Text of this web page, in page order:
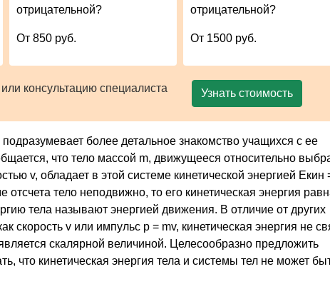
отрицательной?
От 850 руб.
отрицательной?
От 1500 руб.
консультацию специалиста
Узнать стоимость
более детальное знакомство учащихся с ее
что тело массой m, движущееся относительно
v, обладает в этой системе кинетической энергией Eкин
отсчета тело неподвижно, то его кинетическая энергия
тела называют энергией движения. В отличие от других
скорость v или импульс p = mv, кинетическая энергия не
скалярной величиной. Целесообразно предложить
что кинетическая энергия тела и системы тел не может